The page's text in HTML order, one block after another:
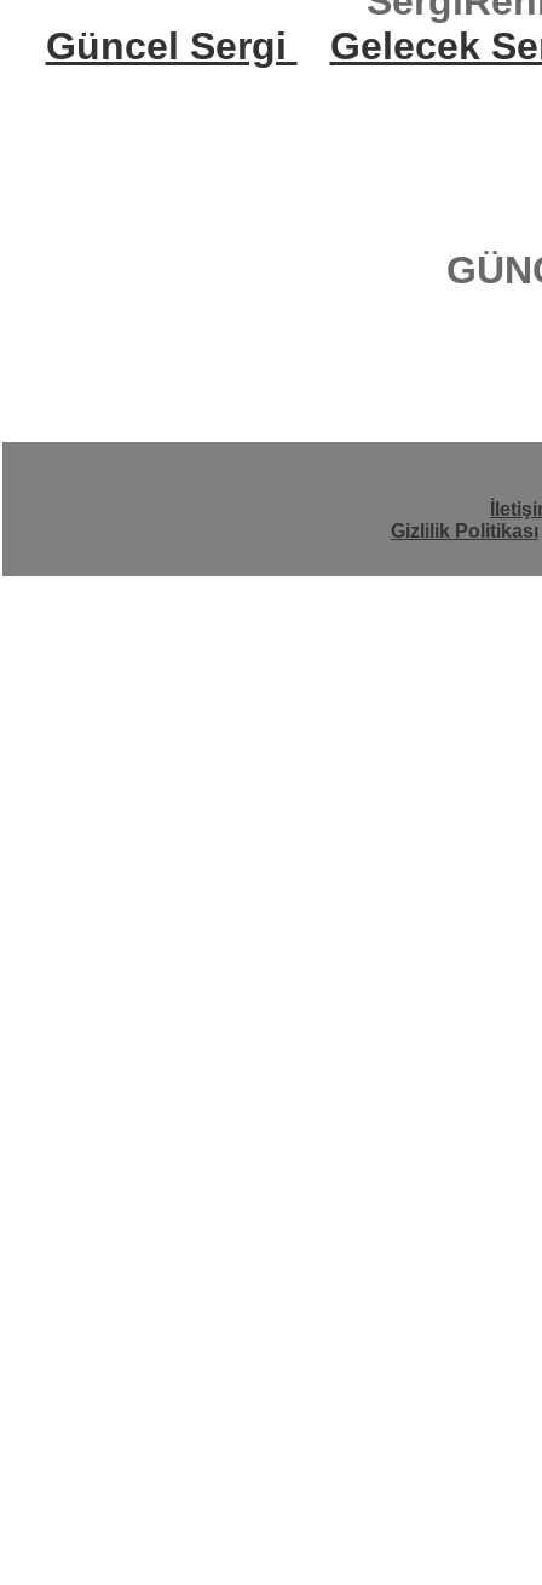
Güncel Sergi
Gelecek
Gizlilik Politikası